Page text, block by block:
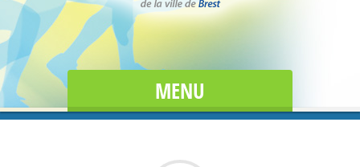
MENU